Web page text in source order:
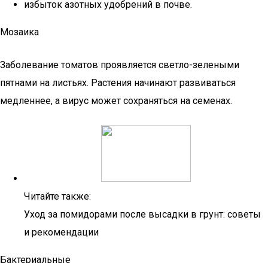
избыток азотных удобрений в почве.
Мозаика
Заболевание томатов проявляется светло-зелеными
пятнами на листьях. Растения начинают развиваться
медленнее, а вирус может сохраняться на семенах.
Читайте также:
Уход за помидорами после высадки в грунт: советы
и рекомендации
Бактериальные